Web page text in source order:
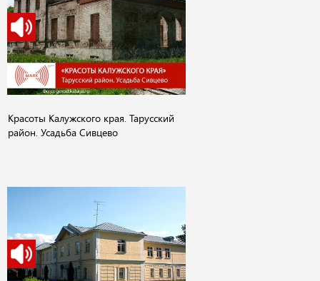
Красоты Калужского края. Тарусский
район. Усадьба Сивцево